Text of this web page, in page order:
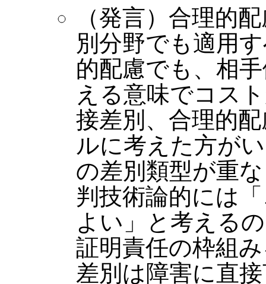
（発言）合理的
別分野でも適用
的配慮でも、相
える意味でコス
接差別、合理的
ルに考えた方が
の差別類型が重
判技術論的には
よい」と考える
証明責任の枠組
差別は障害に直